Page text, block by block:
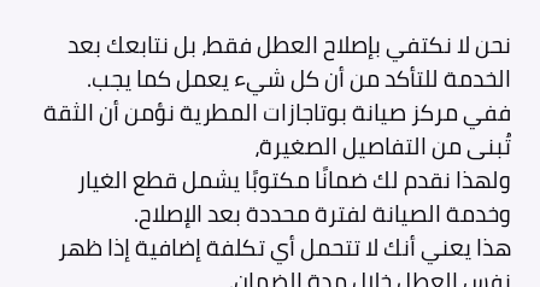
نحن لا نكتفي بإصلاح العطل فقط، بل نتابعك بعد
الخدمة للتأكد من أن كل شيء يعمل كما يجب.
ففي مركز صيانة بوتاجازات المطرية نؤمن أن الثقة
تُبنى من التفاصيل الصغيرة،
ولهذا نقدم لك ضمانًا مكتوبًا يشمل قطع الغيار
وخدمة الصيانة لفترة محددة بعد الإصلاح.
هذا يعني أنك لا تتحمل أي تكلفة إضافية إذا ظهر